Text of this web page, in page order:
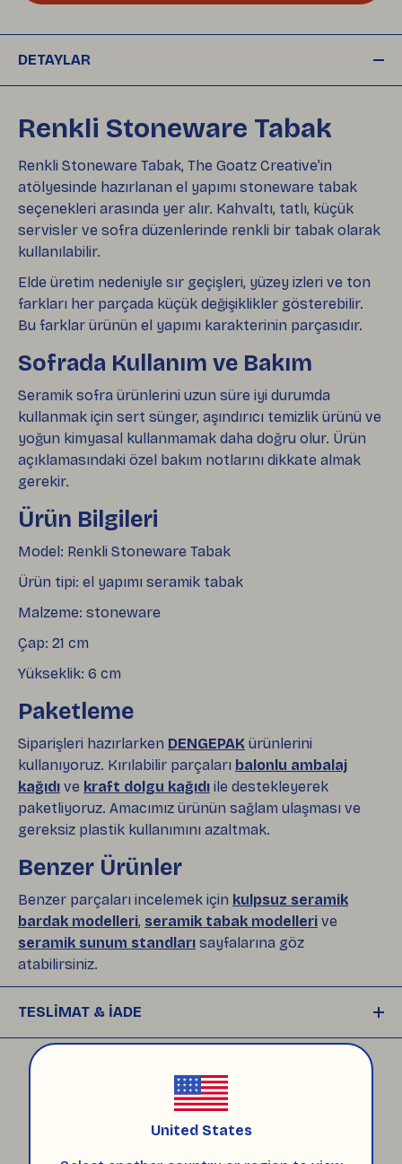
United States
DETAYLAR
Renkli Stoneware Tabak
Renkli Stoneware Tabak, The Goatz Creative’in
atölyesinde hazırlanan el yapımı stoneware tabak
seçenekleri arasında yer alır. Kahvaltı, tatlı, küçük
servisler ve sofra düzenlerinde renkli bir tabak olarak
kullanılabilir.
Elde üretim nedeniyle sır geçişleri, yüzey izleri ve ton
farkları her parçada küçük değişiklikler gösterebilir.
Bu farklar ürünün el yapımı karakterinin parçasıdır.
Sofrada Kullanım ve Bakım
Seramik sofra ürünlerini uzun süre iyi durumda
kullanmak için sert sünger, aşındırıcı temizlik ürünü ve
yoğun kimyasal kullanmamak daha doğru olur. Ürün
açıklamasındaki özel bakım notlarını dikkate almak
gerekir.
Ürün Bilgileri
Model: Renkli Stoneware Tabak
Ürün tipi: el yapımı seramik tabak
Malzeme: stoneware
Çap: 21 cm
Yükseklik: 6 cm
Paketleme
Siparişleri hazırlarken DENGEPAK ürünlerini
kullanıyoruz. Kırılabilir parçaları balonlu ambalaj
kağıdı ve kraft dolgu kağıdı ile destekleyerek
paketliyoruz. Amacımız ürünün sağlam ulaşması ve
gereksiz plastik kullanımını azaltmak.
Benzer Ürünler
Benzer parçaları incelemek için kulpsuz seramik
bardak modelleri, seramik tabak modelleri ve
seramik sunum standları sayfalarına göz
atabilirsiniz.
TESLİMAT & İADE
plastiksiz, çevre dostu ambalajlarla hazırlanıp
HepsiJet ile size gönderilir. Kargonuz yola
çıktığında takip numaranız e-posta ve SMS
ÜRÜNÜNZLE BİRLİKTE